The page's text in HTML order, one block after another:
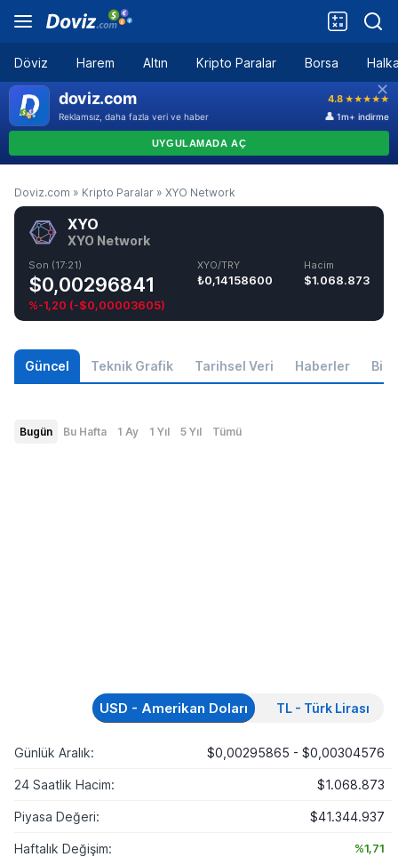
Döviz Harem Altın Kripto Paralar Borsa
Doviz.com » Kripto Paralar » XYO Network
XYO
XYO Network
Son (17:21)
$0,00296841
%-1,20 (-$0,00003605)
XYO/TRY
₺0,14158600
Hacim
$1.068.873
Güncel Teknik Grafik Tarihsel Veri Haberler Bilgi
Bugün Bu Hafta 1 Ay 1 Yıl 5 Yıl Tümü
USD - Amerikan Doları TL - Türk Lirası
Günlük Aralık: $0,00295865 - $0,00304576
24 Saatlik Hacim: $1.068.873
Piyasa Değeri: $41.344.937
Haftalık Değişim: %1,71